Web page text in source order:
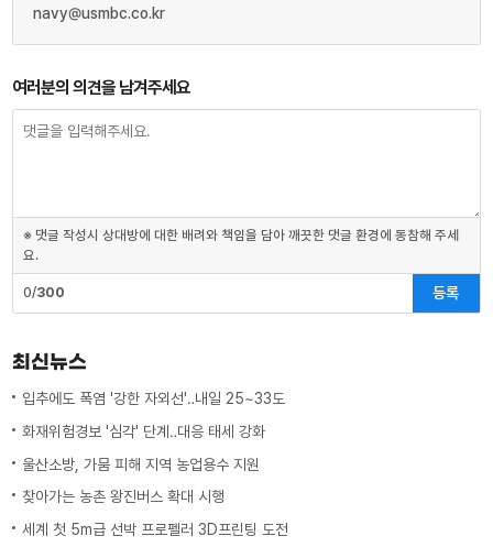
navy@usmbc.co.kr
여러분의 의견을 남겨주세요
※ 댓글 작성시 상대방에 대한 배려와 책임을 담아 깨끗한 댓글 환경에 동참해 주세
요.
0/300 등록
최신뉴스
입추에도 폭염 '강한 자외선'‥내일 25~33도
화재위험경보 '심각' 단계‥대응 태세 강화
울산소방, 가뭄 피해 지역 농업용수 지원
찾아가는 농촌 왕진버스 확대 시행
세계 첫 5m급 선박 프로펠러 3D프린팅 도전